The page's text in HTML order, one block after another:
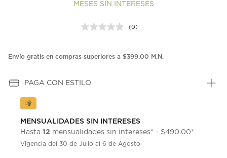
MESES SIN INTERESES
Sin
en
(0)
Envío gratis en compras superiores a $399.00 M.N.
PAGA CON ESTILO
MENSUALIDADES SIN INTERESES
Hasta 12 mensualidades sin intereses* - $490.00*
Vigencia del 30 de Julio al 6 de Agosto